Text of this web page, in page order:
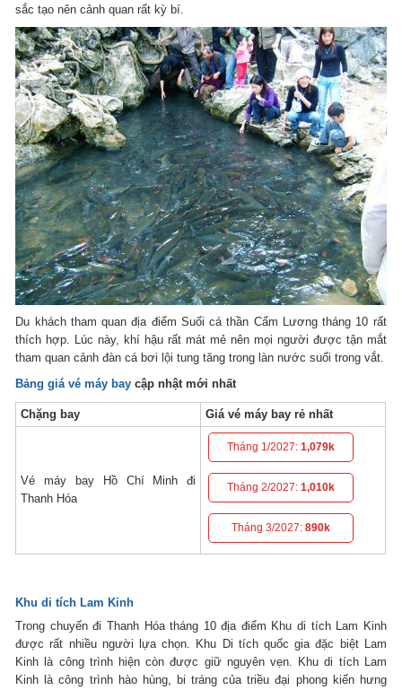
sắc tạo nên cảnh quan rất kỳ bí.
Du khách tham quan địa điểm Suối cá thần Cẩm Lương tháng 10 rất
thích hợp. Lúc này, khí hậu rất mát mẻ nên mọi người được tận mắt
tham quan cảnh đàn cá bơi lội tung tăng trong làn nước suối trong vắt.
Bảng giá vé máy bay cập nhật mới nhất
Chặng bay Giá vé máy bay rẻ nhất
Vé máy bay Hồ Chí Minh đi
Thanh Hóa
Tháng 1/2027:1,079k
Tháng 2/2027:1,010k
Tháng 3/2027:890k
Khu di tích Lam Kinh
Trong chuyến đi Thanh Hóa tháng 10 địa điểm Khu di tích Lam Kinh
được rất nhiều người lựa chọn. Khu Di tích quốc gia đặc biệt Lam
Kinh là công trình hiện còn được giữ nguyên vẹn. Khu di tích Lam
Kinh là công trình hào hùng, bi tráng của triều đại phong kiến hưng